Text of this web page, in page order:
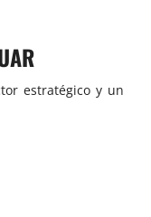
estratégico y un